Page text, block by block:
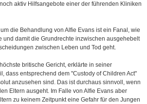
aktiv Hilfsangebote einer der führenden Kliniken
die Behandlung von Alfie Evans ist ein Fanal, wie
und damit die Grundrechte inzwischen ausgehebelt
zwischen Leben und Tod geht.
britische Gericht, erklärte in seiner
dass entsprechend dem "Custody of Children Act"
anzusehen sind. Das ist durchaus sinnvoll, wenn
Eltern ausgeht. Im Falle von Alfie Evans aber
zu keinem Zeitpunkt eine Gefahr für den Jungen